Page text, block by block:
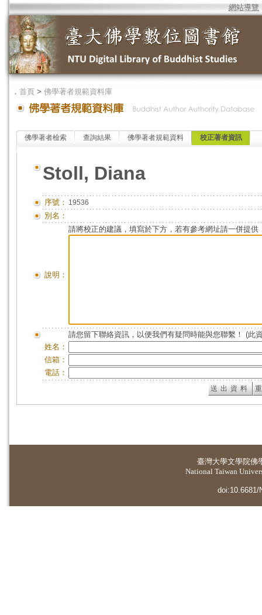
網站導覽
． 首頁 > 佛學著者規範資料庫
佛學著者檢索 查詢結果 佛學著者規範資料 校正著者資訊
Stoll, Diana
序號： 19536
別名：
說明：
請將校正的建議，填寫於下方，若有參考網址請一併提供
請您留下聯絡資訊，以便我們有疑問時能與您聯繫！ (此
姓名：
信箱：
電話：
臺灣大學文學院佛
National Taiwan
doi:10.6681/